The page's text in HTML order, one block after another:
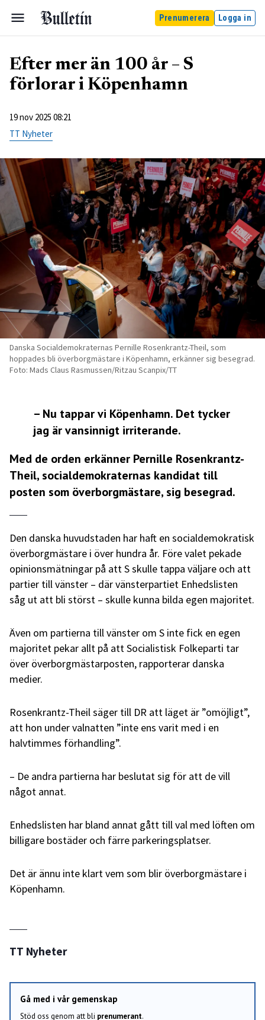
Prenumerera Logga in
Efter mer än 100 år – S
förlorar i Köpenhamn
19 nov 2025 08:21
TT Nyheter
Danska Socialdemokraternas Pernille Rosenkrantz-Theil, som
hoppades bli överborgmästare i Köpenhamn, erkänner sig besegrad.
Foto: Mads Claus Rasmussen/Ritzau Scanpix/TT
– Nu tappar vi Köpenhamn. Det tycker
jag är vansinnigt irriterande.
Med de orden erkänner Pernille Rosenkrantz-
Theil, socialdemokraternas kandidat till
posten som överborgmästare, sig besegrad.
Den danska huvudstaden har haft en socialdemokratisk
överborgmästare i över hundra år. Före valet pekade
opinionsmätningar på att S skulle tappa väljare och att
partier till vänster – där vänsterpartiet Enhedslisten
såg ut att bli störst – skulle kunna bilda egen majoritet.
Även om partierna till vänster om S inte fick en egen
majoritet pekar allt på att Socialistisk Folkeparti tar
över överborgmästarposten, rapporterar danska
medier.
Rosenkrantz-Theil säger till DR att läget är ”omöjligt”,
att hon under valnatten ”inte ens varit med i en
halvtimmes förhandling”.
– De andra partierna har beslutat sig för att de vill
något annat.
Enhedslisten har bland annat gått till val med löften om
billigare bostäder och färre parkeringsplatser.
Det är ännu inte klart vem som blir överborgmästare i
Köpenhamn.
TT Nyheter
Gå med i vår gemenskap
Stöd oss genom att bli prenumerant.